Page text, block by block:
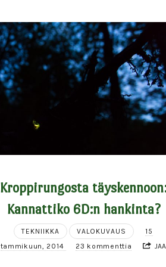
Kroppirungosta
Kannattiko 6D:n hankinta?
TEKNIIKKA VALOKUVAUS
15
tammikuun, 2014
23 kommenttia JAA